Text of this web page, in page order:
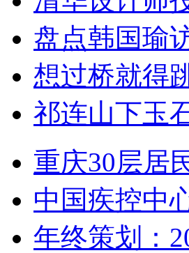
盘点韩国瑜
想过桥就得
祁连山下玉
重庆30层
中国疾控中
年终策划：